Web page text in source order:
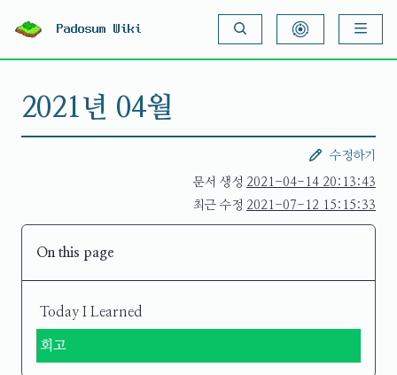
Padosum Wiki
2021년 04월
수정하기
문서 생성 2021-04-14 20:13:43
최근 수정 2021-07-12 15:15:33
On this page
Today I Learned
회고